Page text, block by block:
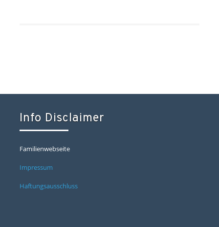
Info Disclaimer
Familienwebseite
Impressum
Haftungsausschluss